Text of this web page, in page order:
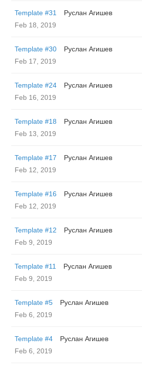
Template #31
Руслан Агишев
Feb 18, 2019
Template #30
Руслан Агишев
Feb 17, 2019
Template #24
Руслан Агишев
Feb 16, 2019
Template #18
Руслан Агишев
Feb 13, 2019
Template #17
Руслан Агишев
Feb 12, 2019
Template #16
Руслан Агишев
Feb 12, 2019
Template #12
Руслан Агишев
Feb 9, 2019
Template #11
Руслан Агишев
Feb 9, 2019
Template #5
Руслан Агишев
Feb 6, 2019
Template #4
Руслан Агишев
Feb 6, 2019